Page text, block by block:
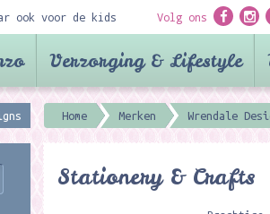
ook voor de kids Volg ons
Verzorging & Lifestyle
Home Merken Wrendale
Stationery & Crafts